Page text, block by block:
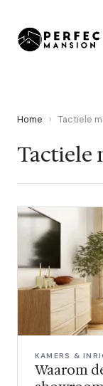
Home › Tactiele
Tactiele
KAMERS &
Waarom